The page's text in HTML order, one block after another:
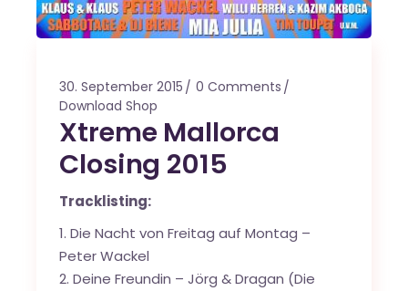
30. September 2015
0 Comments
Download Shop
Xtreme Mallorca
Closing 2015
Tracklisting:
1. Die Nacht von Freitag auf Montag –
Peter Wackel
2. Deine Freundin – Jörg & Dragan (Die